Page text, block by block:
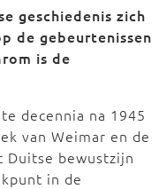
geschiedenis zich
de gebeurtenissen
is de
decennia na 1945
van Weimar en de
Duitse bewustzijn
in de